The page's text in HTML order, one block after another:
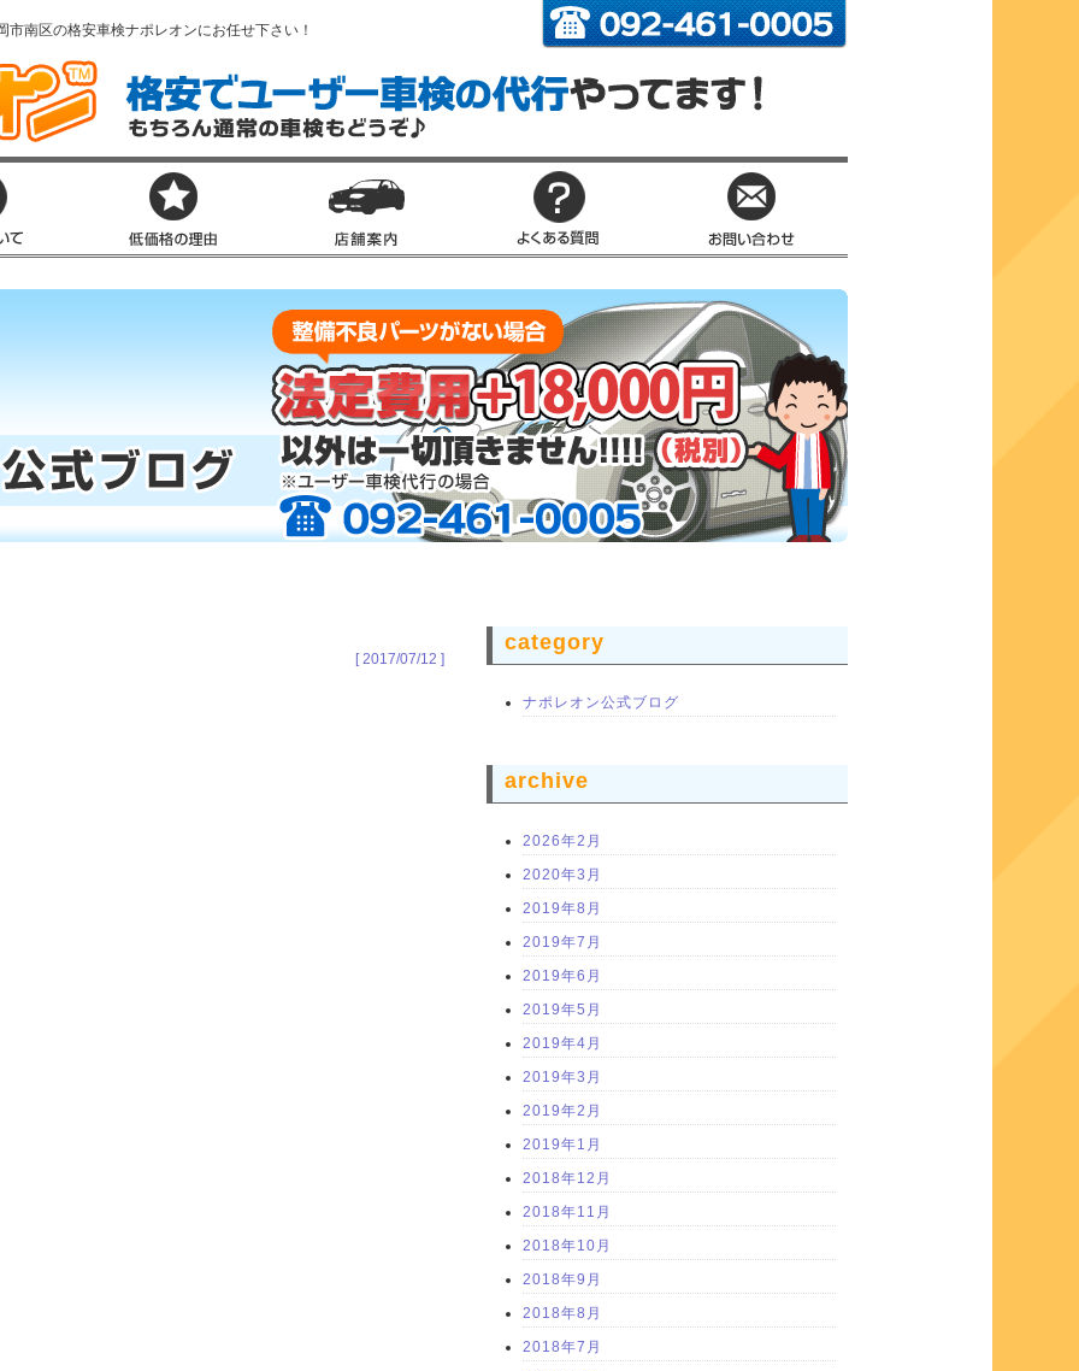
南区の格安車検ナポレオンにお任せ下さい！
[ 2017/07/12 ]
category
ナポレオン公式ブログ
archive
2026年2月
2020年3月
2019年8月
2019年7月
2019年6月
2019年5月
2019年4月
2019年3月
2019年2月
2019年1月
2018年12月
2018年11月
2018年10月
2018年9月
2018年8月
2018年7月